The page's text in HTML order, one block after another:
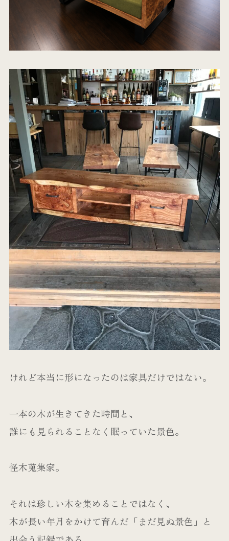
けれど本当に形になったのは家具だけではない。
一本の木が生きてきた時間と、
誰にも見られることなく眠っていた景色。
怪木蒐集家。
それは珍しい木を集めることではなく、
木が長い年月をかけて育んだ「まだ見ぬ景色」と